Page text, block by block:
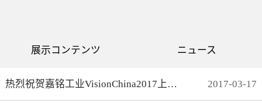
产速度最快是每分钟150
米。展示コンテンツ ニュース
热烈祝贺嘉铭工业VisionChina2017上海光博会完满结束 2017-03-17